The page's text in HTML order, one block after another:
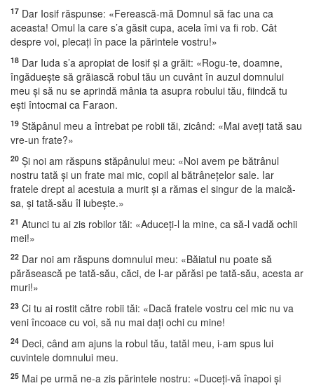
17 Dar Iosif răspunse: «Ferească-mă Domnul să fac una ca
aceasta! Omul la care s’a găsit cupa, acela îmi va fi rob. Cât
despre voi, plecaţi în pace la părintele vostru!»
18 Dar Iuda s’a apropiat de Iosif şi a grăit: «Rogu-te, doamne,
îngădueşte să grăiască robul tău un cuvânt în auzul domnului
meu şi să nu se aprindă mânia ta asupra robului tău, fiindcă tu
eşti întocmai ca Faraon.
19 Stăpânul meu a întrebat pe robii tăi, zicând: «Mai aveţi tată sau
vre-un frate?»
20 Şi noi am răspuns stăpânului meu: «Noi avem pe bătrânul
nostru tată şi un frate mai mic, copil al bătrâneţelor sale. Iar
fratele drept al acestuia a murit şi a rămas el singur de la maică-
sa, şi tată-său îl iubeşte.»
21 Atunci tu ai zis robilor tăi: «Aduceţi-l la mine, ca să-l vadă ochii
mei!»
22 Dar noi am răspuns domnului meu: «Băiatul nu poate să
părăsească pe tată-său, căci, de l-ar părăsi pe tată-său, acesta ar
muri!»
23 Ci tu ai rostit către robii tăi: «Dacă fratele vostru cel mic nu va
veni încoace cu voi, să nu mai daţi ochi cu mine!
24 Deci, când am ajuns la robul tău, tatăl meu, i-am spus lui
cuvintele domnului meu.
25 Mai pe urmă ne-a zis părintele nostru: «Duceţi-vă înapoi şi